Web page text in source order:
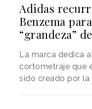
Adidas
Benzema
“grandeza”
La marca dedica
cortometraje que
sido creado por la